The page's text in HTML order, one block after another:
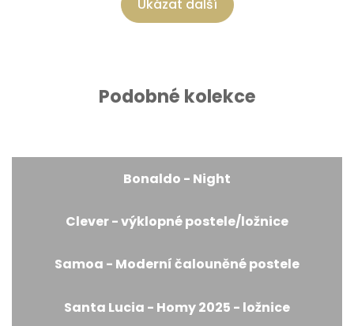
Ukázat další
Podobné kolekce
Bonaldo - Night
Clever - výklopné postele/ložnice
Samoa - Moderní čalouněné postele
Santa Lucia - Homy 2025 - ložnice